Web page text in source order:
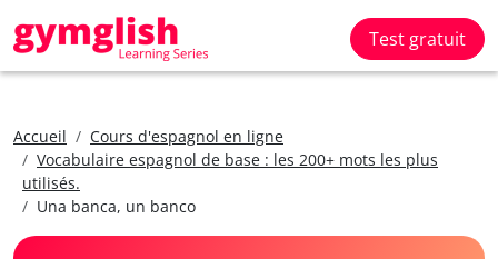
Test gratuit
Accueil
Cours d'espagnol en ligne
Vocabulaire espagnol de base : les 200+ mots les plus
utilisés.
Una banca, un banco